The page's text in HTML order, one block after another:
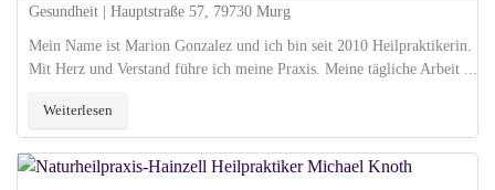
Gesundheit | Hauptstraße 57, 79730 Murg
Mein Name ist Marion Gonzalez und ich bin seit 2010 Heilpraktikerin.
Mit Herz und Verstand führe ich meine Praxis. Meine tägliche Arbeit ...
Weiterlesen